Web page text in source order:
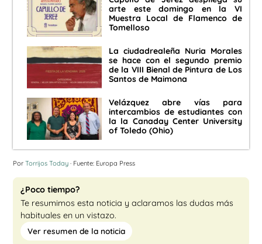
arte este domingo en la VI
Muestra Local de Flamenco de
Tomelloso
La ciudadrealeña Nuria Morales
se hace con el segundo premio
de la VIII Bienal de Pintura de Los
Santos de Maimona
Velázquez abre vías para
intercambios de estudiantes con
la la Canaday Center University
of Toledo (Ohio)
Por Torrijos Today · Fuente: Europa Press
¿Poco tiempo?
Te resumimos esta noticia y aclaramos las dudas más
habituales en un vistazo.
Ver resumen de la noticia